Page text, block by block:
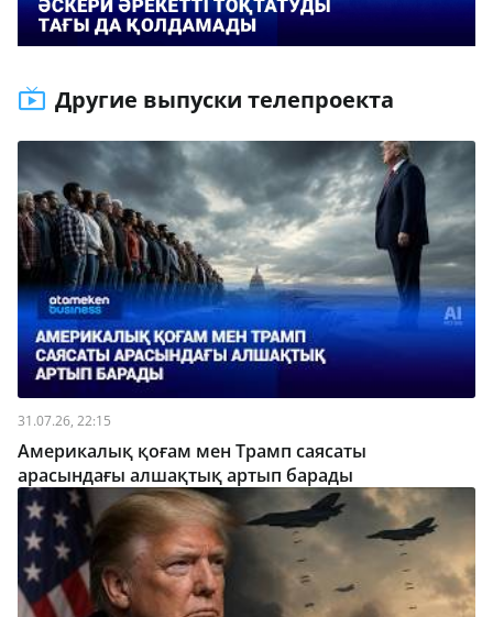
Другие выпуски телепроекта
31.07.26, 22:15
Америкалық қоғам мен Трамп саясаты
арасындағы алшақтық артып барады